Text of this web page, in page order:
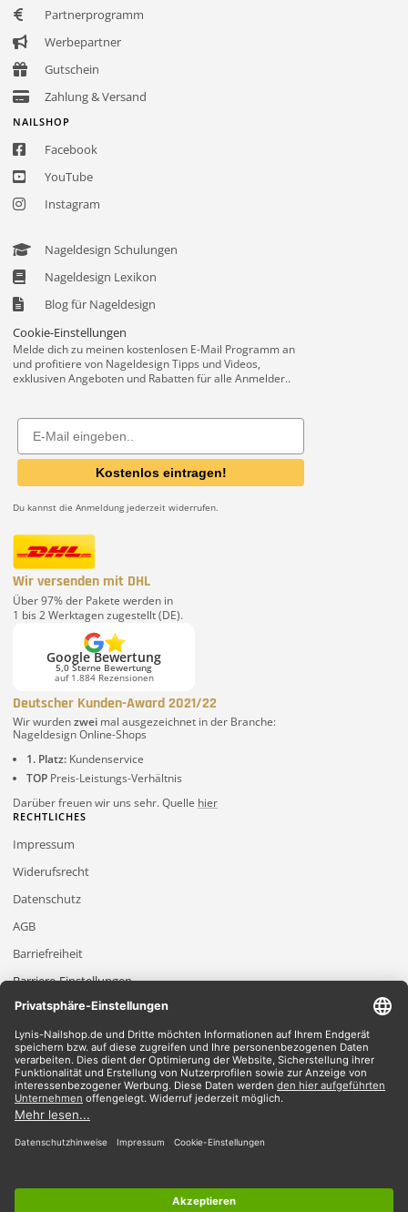
Partnerprogramm
Werbepartner
Gutschein
Zahlung & Versand
NAILSHOP
Facebook
YouTube
Instagram
Nageldesign Schulungen
Nageldesign Lexikon
Blog für Nageldesign
Cookie-Einstellungen
Melde dich zu meinen kostenlosen E-Mail Programm an
und profitiere von Nageldesign Tipps und Videos,
exklusiven Angeboten und Rabatten für alle Anmelder..
Email
Kostenlos eintragen!
Du kannst die Anmeldung jederzeit widerrufen.
Wir versenden mit DHL
Über 97% der Pakete werden in
1 bis 2 Werktagen zugestellt (DE).
Google Bewertung
5,0 Sterne Bewertung
auf 1.884 Rezensionen
Deutscher Kunden-Award 2021/22
Wir wurdenzwei mal ausgezeichnet in der Branche:
Nageldesign Online-Shops
1. Platz: Kundenservice
TOP Preis-Leistungs-Verhältnis
Darüber freuen wir uns sehr. Quelle hier
RECHTLICHES
Impressum
Widerufsrecht
Datenschutz
AGB
Barriefreiheit
Barriere-Einstellungen
2026 Lynis-Nailshop.de | Alle Rechte vorbehalten | Dein Nailshop für Nageldesign
Produkte
*Gilt für Lieferungen innerhalb Deutschlands, Lieferzeiten für andere Länder
entnehmen Sie bitte der Schaltfläche mit den Versandinformationen.
*Alle Preise verstehen sich inklusive Mehrwertsteuer und zzgl. Versandkosten
Wir akzeptieren